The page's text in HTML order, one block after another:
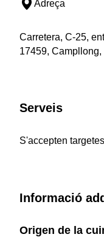
Adreça
Carretera, C-25,
17459,
Serveis
S'accepten targetes
Informació
Origen de la